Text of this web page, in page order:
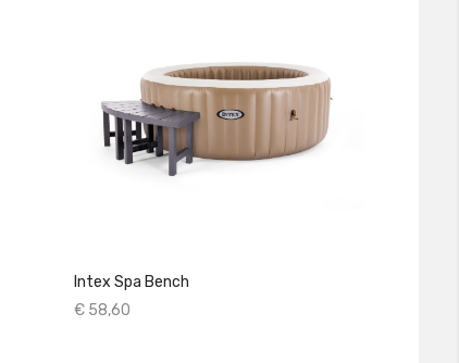
Intex Spa Bench
€ 58,60